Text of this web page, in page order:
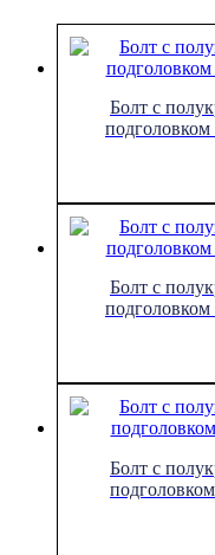
Болт с
Болт с
Болт с